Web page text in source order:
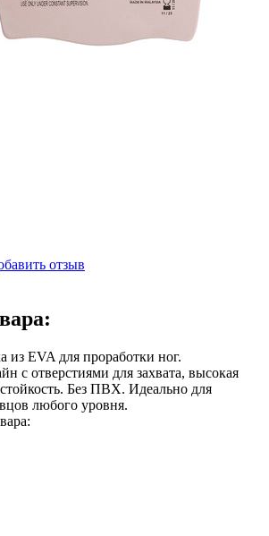
отзыв
из EVA для проработки ног.
с отверстиями для захвата, высокая
Без ПВХ. Идеально для
любого уровня.